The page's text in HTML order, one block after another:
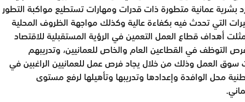
بشرية عمانية متطورة ذات قدرات ومهارات تستطيع مواكبة التطور
التي تحدث فيه بكفاءة عالية وكذلك مواجهة الظروف المحلية
أهداف قطاع العمل التعمين في الرؤية المستقبلية للاقتصاد
في إيجاد فرص التوظف في القطاعين العام والخاص للعمانيين، وتدريبهم
سوق العمل وذلك من خلال يجاد فرص عمل للعمانيين الراغبين في
محل الوافدة وإعدادها وتدريبها وتأهيلها لرفع مستوى